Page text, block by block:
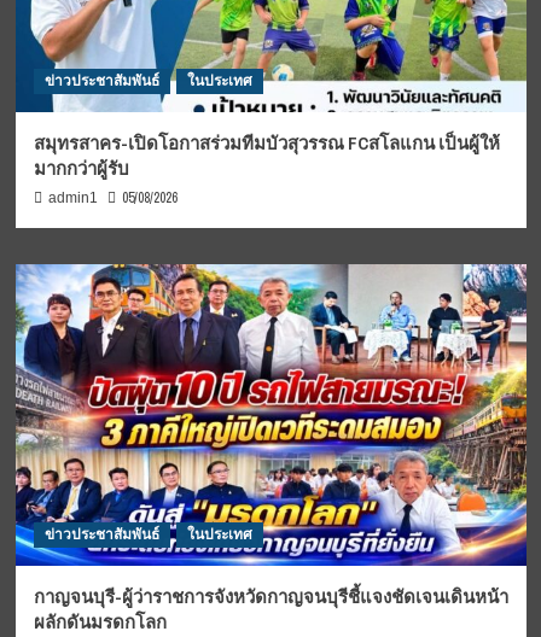
ข่าวประชาสัมพันธ์ ในประเทศ
สมุทรสาคร-เปิดโอกาสร่วมทีมบัวสุวรรณ FCสโลแกน เป็นผู้ให้
มากกว่าผู้รับ
admin1 05/08/2026
ข่าวประชาสัมพันธ์ ในประเทศ
กาญจนบุรี-ผู้ว่าราชการจังหวัดกาญจนบุรีชี้แจงชัดเจนเดินหน้า
ผลักดันมรดกโลก